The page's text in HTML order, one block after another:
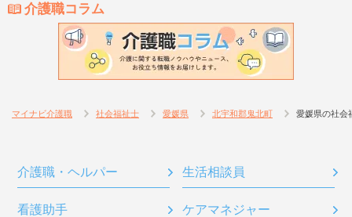
介護職コラム
マイナビ介護職 社会福祉士 愛媛県 北宇和郡鬼北町 愛媛県の社会
介護職・ヘルパー 生活相談員
看護助手 ケアマネジャー